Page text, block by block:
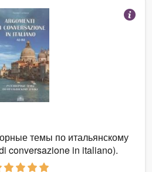
темы по итальянскому
conversazione in italiano).
пособие"